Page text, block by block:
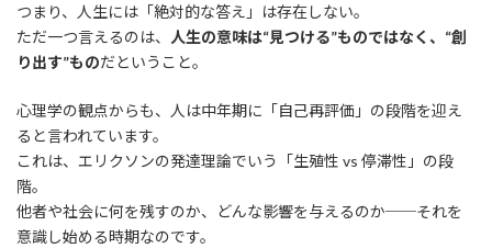
つまり、人生には「絶対的な答え」は存在しない。
ただ一つ言えるのは、
人生の意味は“見つける”ものではなく、“創
り出す”ものだということ。
心理学の観点からも、人は中年期に「自己再評価」の段階を迎え
ると言われています。
これは、エリクソンの発達理論でいう「生殖性 vs 停滞性」の段
階。
他者や社会に何を残すのか、どんな影響を与えるのか──それを
意識し始める時期なのです。